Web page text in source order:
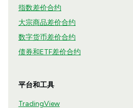
指数差价合约
大宗商品差价合约
数字货币差价合约
债券和ETF差价合约
平台和工具
TradingView